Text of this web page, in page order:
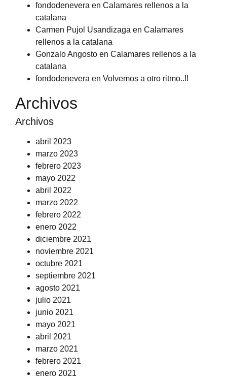
fondodenevera en Calamares rellenos a la
catalana
Carmen Pujol Usandizaga en Calamares
rellenos a la catalana
Gonzalo Angosto en Calamares rellenos a la
catalana
fondodenevera en Volvemos a otro ritmo..!!
Archivos
Archivos
abril 2023
marzo 2023
febrero 2023
mayo 2022
abril 2022
marzo 2022
febrero 2022
enero 2022
diciembre 2021
noviembre 2021
octubre 2021
septiembre 2021
agosto 2021
julio 2021
junio 2021
mayo 2021
abril 2021
marzo 2021
febrero 2021
enero 2021